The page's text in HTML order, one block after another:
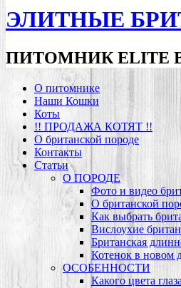
ЭЛИТНЫЕ
ПИТОМНИК ELITE
О питомнике
Наши Кошки
Коты
!! ПРОДАЖА КОТЯТ !!
О британской породе
Контакты
Статьи
О ПОРОДЕ
Фото и видео
О британской
Как выбрать
Вислоухие
Британская
Котенок в новом
ОСОБЕННОСТИ
Какого цвета